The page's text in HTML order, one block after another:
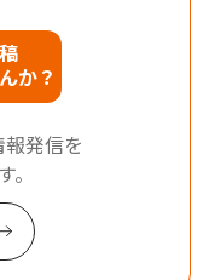
か？
発信を
。